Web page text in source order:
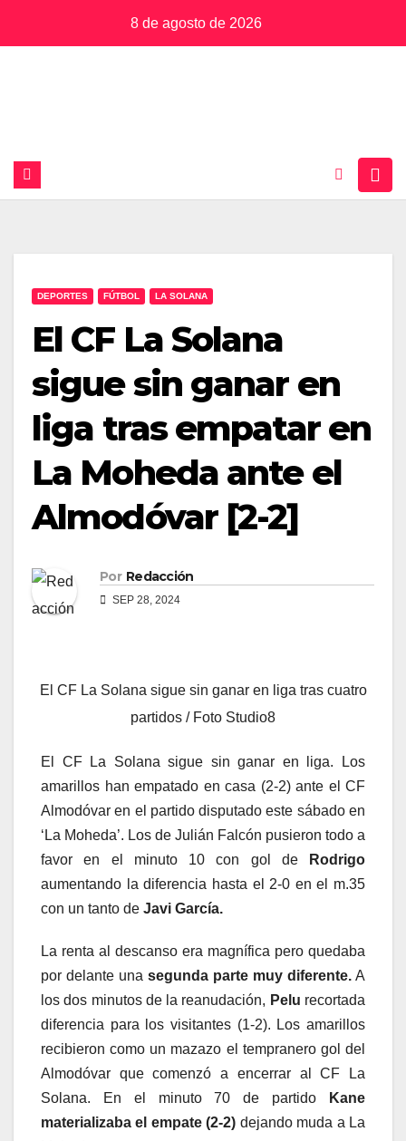
8 de agosto de 2026
DEPORTES FÚTBOL LA SOLANA
El CF La Solana
sigue sin ganar en
liga tras empatar en
La Moheda ante el
Almodóvar [2-2]
Por Redacción
SEP 28, 2024
El CF La Solana sigue sin ganar en liga tras cuatro
partidos / Foto Studio8
El CF La Solana sigue sin ganar en liga. Los
amarillos han empatado en casa (2-2) ante el CF
Almodóvar en el partido disputado este sábado en
‘La Moheda’. Los de Julián Falcón pusieron todo a
favor en el minuto 10 con gol deRodrigo
aumentando la diferencia hasta el 2-0 en el m.35
con un tanto de Javi García.
La renta al descanso era magnífica pero quedaba
por delante una segunda parte muy diferente. A
los dos minutos de la reanudación, Pelu recortada
diferencia para los visitantes (1-2). Los amarillos
recibieron como un mazazo el tempranero gol del
Almodóvar que comenzó a encerrar al CF La
Solana. En el minuto 70 de partido
Kane
materializaba el empate (2-2) dejando muda a La